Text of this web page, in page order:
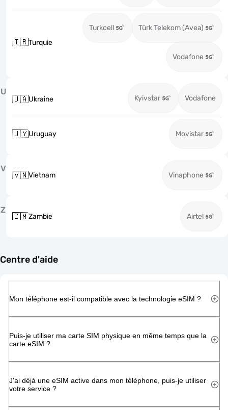
🇹🇷Turquie
Turkcell Türk Telekom (Avea)
Vodafone
U
🇺🇦Ukraine Kyivstar Vodafone
🇺🇾Uruguay Movistar
V
🇻🇳Vietnam Vinaphone
Z
🇿🇲Zambie Airtel
Centre d'aide
Mon téléphone est-il compatible avec la technologie eSIM ?
Puis-je utiliser ma carte SIM physique en même temps que la
carte eSIM ?
J'ai déjà une eSIM active dans mon téléphone, puis-je utiliser
votre service ?